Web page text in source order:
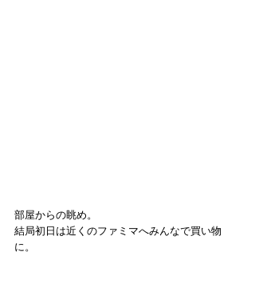
部屋からの眺め。
結局初日は近くのファミマへみんなで買い物
に。